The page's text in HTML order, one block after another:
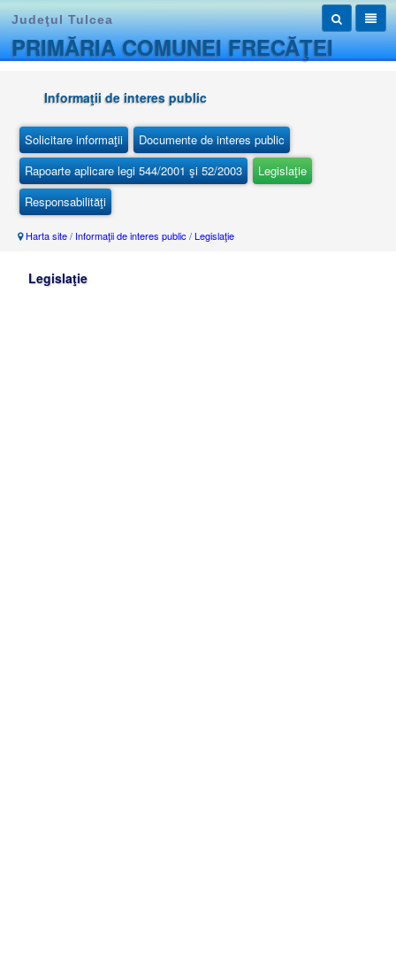
Judeţul Tulcea
PRIMĂRIA COMUNEI FRECĂŢEI
Informaţii de interes public
Solicitare informaţii
Documente de interes public
Rapoarte aplicare legi 544/2001 şi 52/2003
Legislaţie
Responsabilităţi
Harta site/ Informaţii de interes public /Legislaţie
Legislaţie